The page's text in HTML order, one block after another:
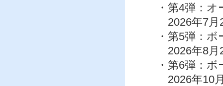
・第4弾：
2026年7月
・第5弾：
2026年8月
・第6弾：
2026年10